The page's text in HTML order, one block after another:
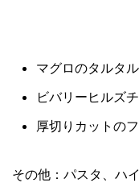
マグロのタルタ
ビバリーヒルズ
厚切りカットの
その他： パスタ、ハ